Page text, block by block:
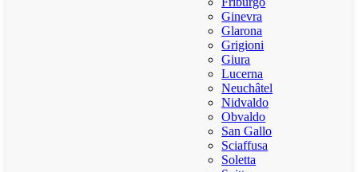
Ginevra
Glarona
Grigioni
Giura
Lucerna
Neuchâtel
Nidvaldo
Obvaldo
San Gallo
Sciaffusa
Soletta